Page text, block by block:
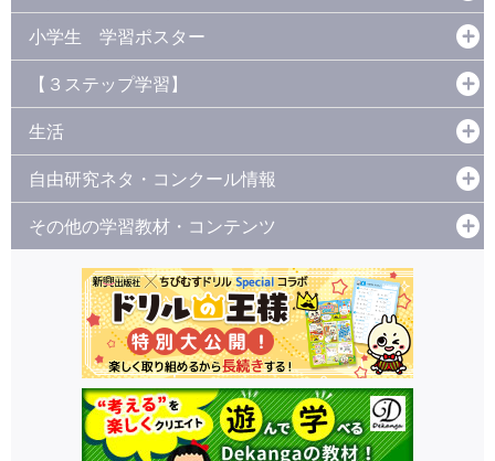
小学生 学習ポスター
【３ステップ学習】
生活
自由研究ネタ・コンクール情報
その他の学習教材・コンテンツ